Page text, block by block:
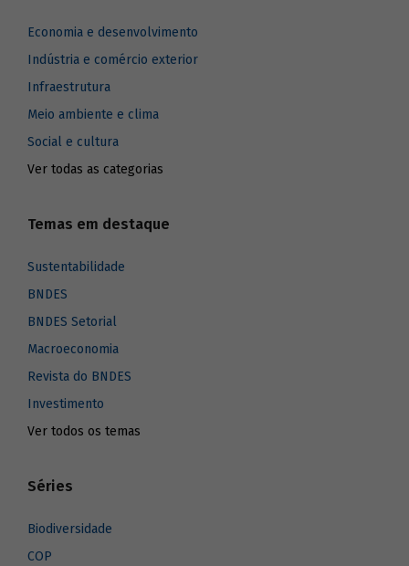
Economia e desenvolvimento
Indústria e comércio exterior
Infraestrutura
Meio ambiente e clima
Social e cultura
Ver todas as categorias
Temas em destaque
Sustentabilidade
BNDES
BNDES Setorial
Macroeconomia
Revista do BNDES
Investimento
Ver todos os temas
Séries
Biodiversidade
COP